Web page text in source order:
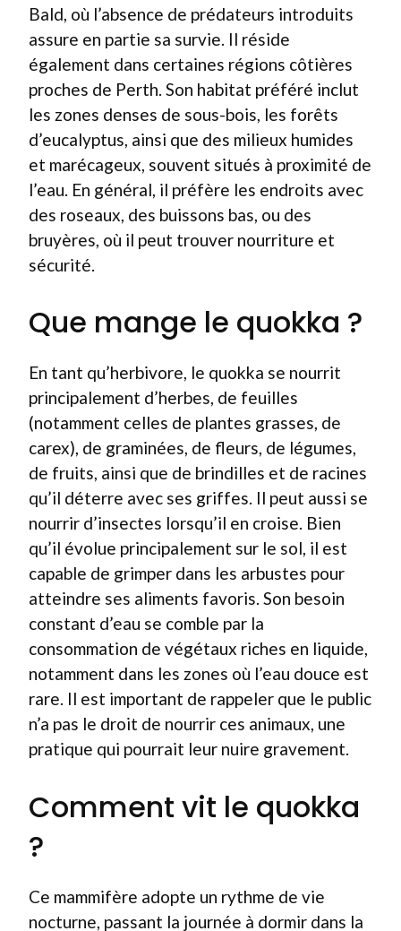
Bald, où l’absence de prédateurs introduits
assure en partie sa survie. Il réside
également dans certaines régions côtières
proches de Perth. Son habitat préféré inclut
les zones denses de sous-bois, les forêts
d’eucalyptus, ainsi que des milieux humides
et marécageux, souvent situés à proximité de
l’eau. En général, il préfère les endroits avec
des roseaux, des buissons bas, ou des
bruyères, où il peut trouver nourriture et
sécurité.
Que mange le quokka ?
En tant qu’herbivore, le quokka se nourrit
principalement d’herbes, de feuilles
(notamment celles de plantes grasses, de
carex), de graminées, de fleurs, de légumes,
de fruits, ainsi que de brindilles et de racines
qu’il déterre avec ses griffes. Il peut aussi se
nourrir d’insectes lorsqu’il en croise. Bien
qu’il évolue principalement sur le sol, il est
capable de grimper dans les arbustes pour
atteindre ses aliments favoris. Son besoin
constant d’eau se comble par la
consommation de végétaux riches en liquide,
notamment dans les zones où l’eau douce est
rare. Il est important de rappeler que le public
n’a pas le droit de nourrir ces animaux, une
pratique qui pourrait leur nuire gravement.
Comment vit le quokka
?
Ce mammifère adopte un rythme de vie
nocturne, passant la journée à dormir dans la